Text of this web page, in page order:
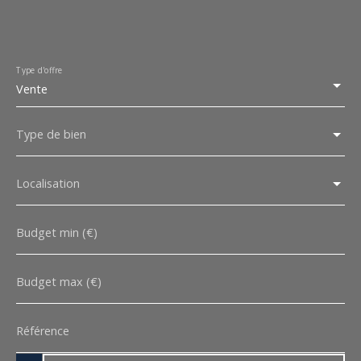
Vente
Type d'offre
Type de bien
Localisation
Budget min (€)
Budget max (€)
Référence